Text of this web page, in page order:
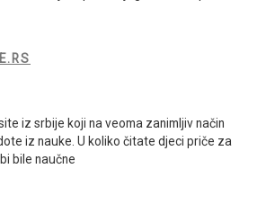
iz srbije koji na veoma zanimljiv način
iz nauke. U koliko čitate djeci priče za
bile naučne